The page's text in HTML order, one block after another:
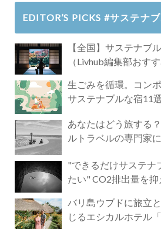
EDITOR’S PICKS #サステナ
【全国】サステナブ
（Livhub編集部おすす
生ごみを循環。コン
サステナブルな宿11
あなたはどう旅する？ ｜ 英国サステナブ
ルトラベルの専門家
"できるだけサステナ
たい" CO2排出量を
バリ島ウブドに旅立
じるエシカルホテル